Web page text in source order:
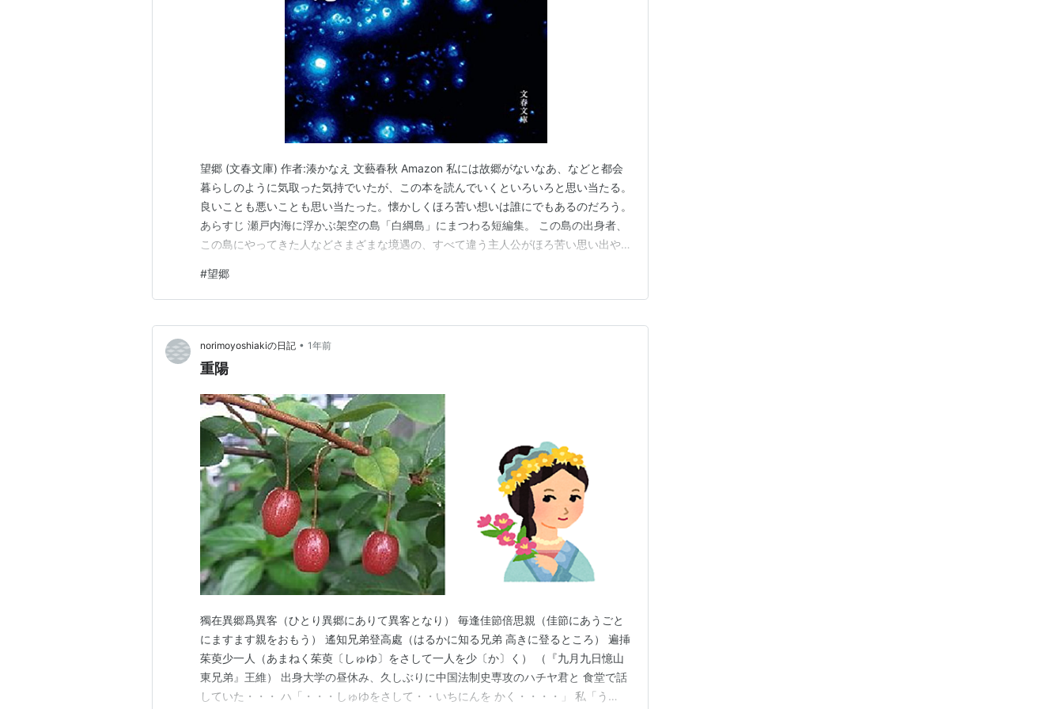
望郷 (文春文庫) 作者:湊かなえ 文藝春秋 Amazon 私には故郷がないなあ、などと都会
暮らしのように気取った気持でいたが、この本を読んでいくといろいろと思い当たる。
良いことも悪いことも思い当たった。懐かしくほろ苦い想いは誰にでもあるのだろう。
あらすじ 瀬戸内海に浮かぶ架空の島「白綱島」にまつわる短編集。 この島の出身者、
この島にやってきた人などさまざまな境遇の、すべて違う主人公がほろ苦い思い出や、
な気持で終わるミステリー）の女王と言われてている作者にしては、内容が温かいと言
える作品集。 得意のいじめ問題を随…
#望郷
norimoyoshiakiの日記 • 1年前
重陽
獨在異郷爲異客（ひとり異郷にありて異客となり） 毎逢佳節倍思親（佳節にあうごと
にますます親をおもう） 遙知兄弟登高處（はるかに知る兄弟 高きに登るところ） 遍挿
茱萸少一人（あまねく茱萸〔しゅゆ〕をさして一人を少〔か〕く） （『九月九日憶山
東兄弟』王維） 出身大学の昼休み、久しぶりに中国法制史専攻のハチヤ君と 食堂で話
していた・・・ ハ「・・・しゅゆをさして・・いちにんを かく・・・・」 私「う